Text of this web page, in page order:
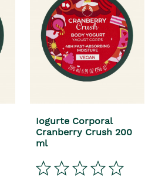
Iogurte Corporal
Cranberry Crush 200
ml